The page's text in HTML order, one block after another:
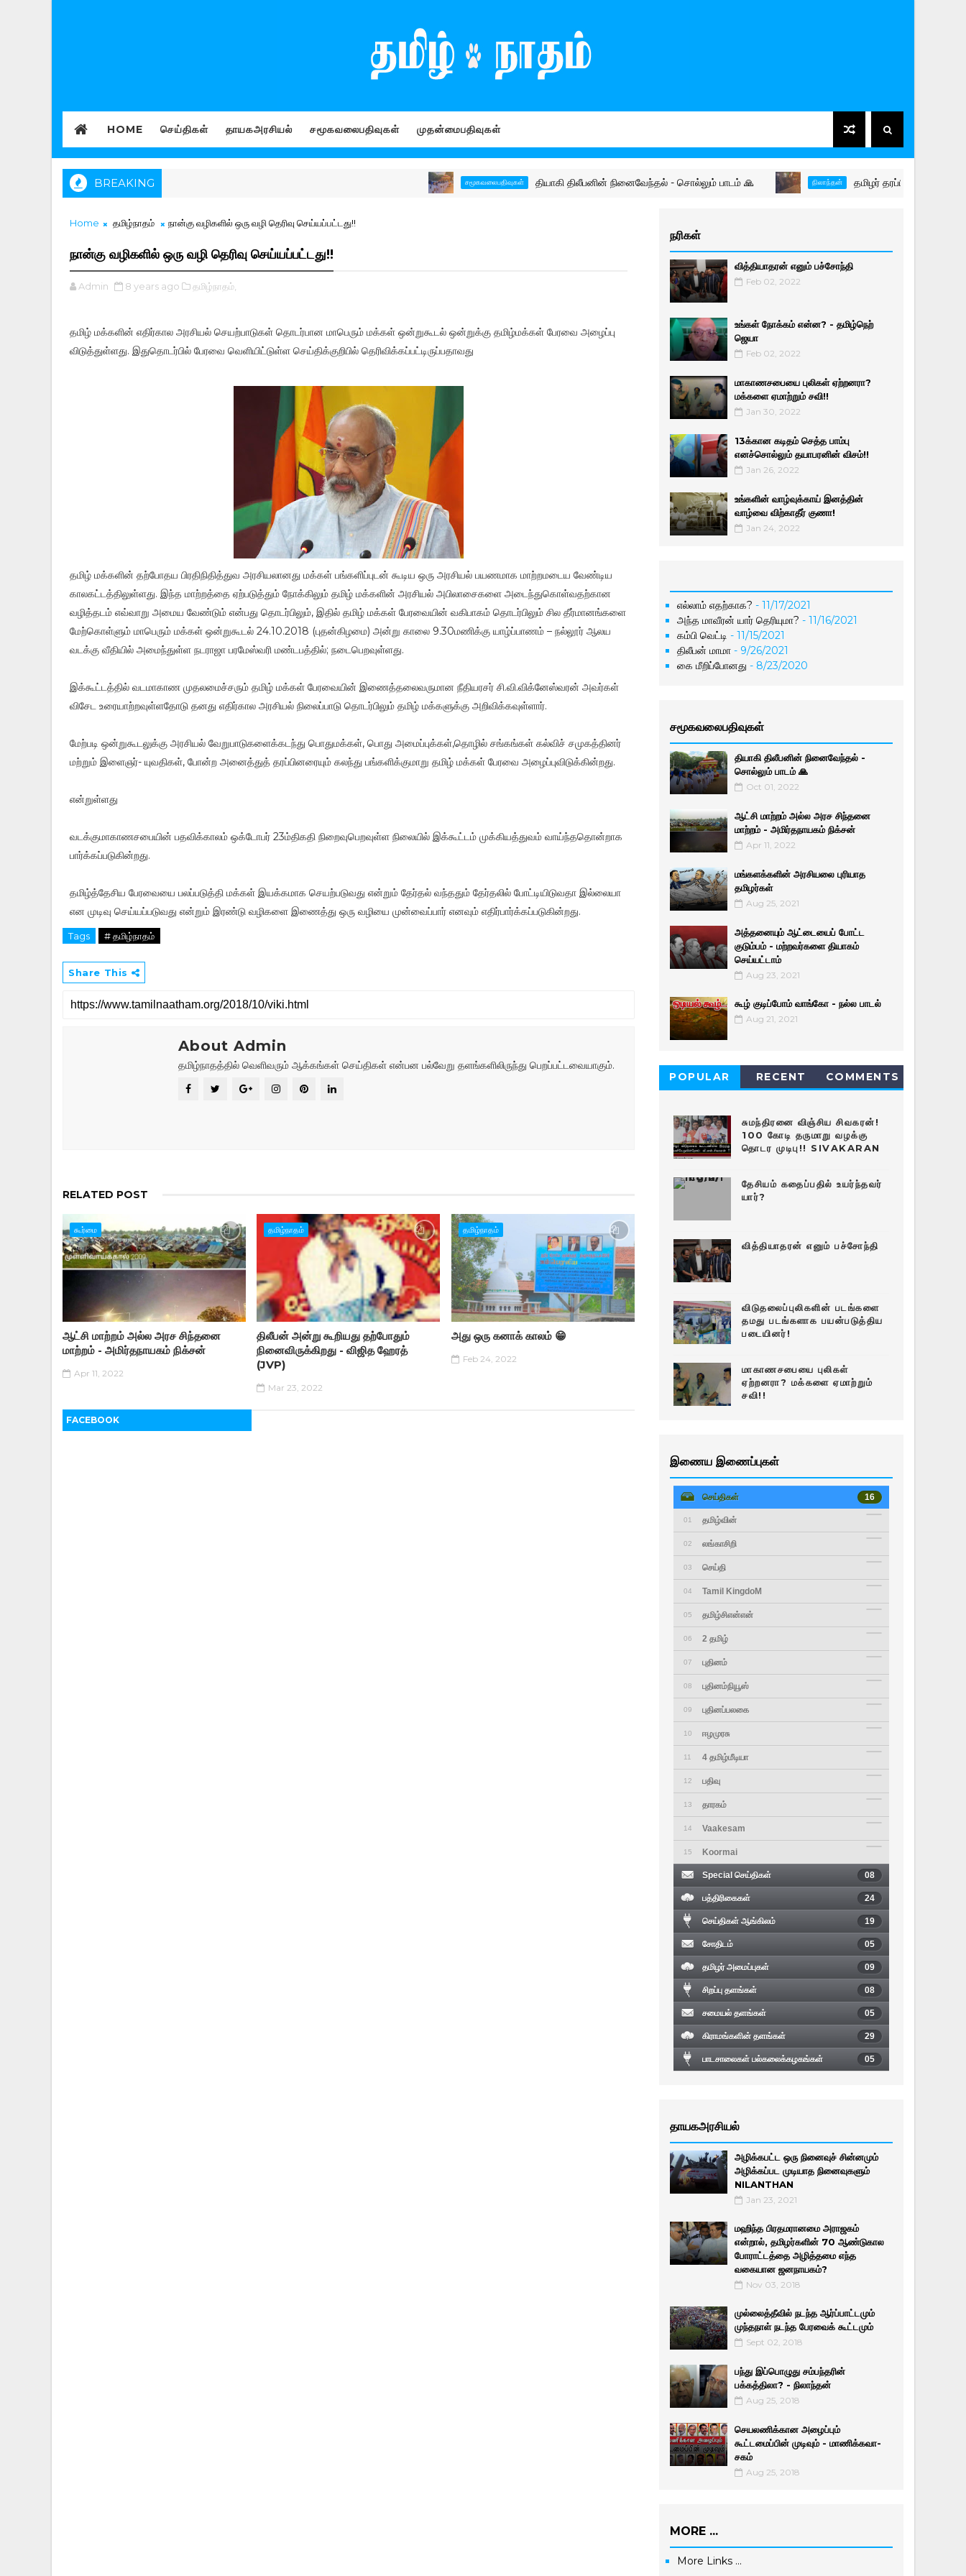
HOME செய்திகள் தாயகஅரசியல் சமூகவலைபதிவுகள் முதன்மைபதிவுகள்
BREAKING சமூகவலைபதிவுகள் தியாகி திலீபனின் நினைவேந்தல் - சொல்லும் பாடம் 🙏 நிலாந்தன் தமிழர் தரப்பின் நிலை - நிலாந்தன்
Home தமிழ்நாதம் நான்கு வழிகளில் ஒரு வழி தெரிவு செய்யப்பட்டது!!
நான்கு வழிகளில் ஒரு வழி தெரிவு செய்யப்பட்டது!!
Admin 8 years ago தமிழ்நாதம்,
தமிழ் மக்களின் எதிர்கால அரசியல் செயற்பாடுகள் தொடர்பான மாபெரும் மக்கள் ஒன்றுகூடல் ஒன்றுக்கு தமிழ்மக்கள் பேரவை அழைப்பு
விடுத்துள்ளது. இதுதொடர்பில் பேரவை வெளியிட்டுள்ள செய்திக்குறிபில் தெரிவிக்கப்பட்டிருப்பதாவது
தமிழ் மக்களின் தற்போதய பிரதிநிதித்துவ அரசியலானது மக்கள் பங்களிப்புடன் கூடிய ஒரு அரசியல் பயணமாக மாற்றமடைய வேண்டிய
காலகட்டத்திலுள்ளது. இந்த மாற்றத்தை ஏற்படுத்தும் நோக்கிலும் தமிழ் மக்களின் அரசியல் அபிலாசைகளை அடைந்துகொள்வதற்கான
வழித்தடம் எவ்வாறு அமைய வேண்டும் என்பது தொடர்பிலும், இதில் தமிழ் மக்கள் பேரவையின் வகிபாகம் தொடர்பிலும் சில தீர்மானங்களை
மேற்கொள்ளும் மாபெரும் மக்கள் ஒன்றுகூடல் 24.10.2018 (புதன்கிழமை) அன்று காலை 9.30மணிக்கு யாழ்ப்பாணம் – நல்லூர் ஆலய
வடக்கு வீதியில் அமைந்துள்ள நடராஜா பரமேஸ்வரி மண்டபத்தில்; நடைபெறவுள்ளது.
இக்கூட்டத்தில் வடமாகாண முதலமைச்சரும் தமிழ் மக்கள் பேரவையின் இணைத்தலைவருமான நீதியரசர் சி.வி.விக்னேஸ்வரன் அவர்கள்
விசேட உரையாற்றவுள்ளதோடு தனது எதிர்கால அரசியல் நிலைப்பாடு தொடர்பிலும் தமிழ் மக்களுக்கு அறிவிக்கவுள்ளார்.
மேற்படி ஒன்றுகூடலுக்கு அரசியல் வேறுபாடுகளைக்கடந்து பொதுமக்கள், பொது அமைப்புக்கள்,தொழில் சங்கங்கள் கல்விச் சமுகத்தினர்
மற்றும் இளைஞர்- யுவதிகள், போன்ற அனைத்துத் தரப்பினரையும் கலந்து பங்களிக்குமாறு தமிழ் மக்கள் பேரவை அழைப்புவிடுக்கின்றது.
என்றுள்ளது
வடக்குமாகாணசபையின் பதவிக்காலம் ஒக்டோபர் 23ம்திகதி நிறைவுபெறவுள்ள நிலையில் இக்கூட்டம் முக்கியத்துவம் வாய்ந்ததொன்றாக
பார்க்கப்படுகின்றது.
தமிழ்த்தேசிய பேரவையை பலப்படுத்தி மக்கள் இயக்கமாக செயற்படுவது என்றும் தேர்தல் வந்ததும் தேர்தலில் போட்டியிடுவதா இல்லையா
என முடிவு செய்யப்படுவது என்றும் இரண்டு வழிகளை இணைத்து ஒரு வழியை முன்வைப்பார் எனவும் எதிர்பார்க்கப்படுகின்றது.
Tags # தமிழ்நாதம்
Share This
About Admin
தமிழ்நாதத்தில் வெளிவரும் ஆக்கங்கள் செய்திகள் என்பன பல்வேறு தளங்களிலிருந்து பெறப்பட்டவையாகும்.
RELATED POST
கூர்மை
ஆட்சி மாற்றம் அல்ல அரச சிந்தனை
மாற்றம் - அமிர்தநாயகம் நிக்சன்
Apr 11, 2022
தமிழ்நாதம்
திலீபன் அன்று கூறியது தற்போதும்
நினைவிருக்கிறது - விஜித ஹேரத்
(JVP)
Mar 23, 2022
தமிழ்நாதம்
அது ஒரு கனாக் காலம் 😁
Feb 24, 2022
FACEBOOK
நரிகள்
வித்தியாதரன் எனும் பச்சோந்தி
Feb 02, 2022
உங்கள் நோக்கம் என்ன? - தமிழ்நெற்
ஜெயா
Feb 02, 2022
மாகாணசபையை புலிகள் ஏற்றனரா?
மக்களை ஏமாற்றும் சவி!!
Jan 30, 2022
13க்கான கடிதம் செத்த பாம்பு
எனச்சொல்லும் தயாபரனின் விசம்!!
Jan 26, 2022
உங்களின் வாழ்வுக்காய் இனத்தின்
வாழ்வை விற்காதீர் குணா!
Jan 24, 2022
எல்லாம் எதற்காக? - 11/17/2021
அந்த மாவீரன் யார் தெரியுமா? - 11/16/2021
கம்பி வெட்டி - 11/15/2021
திலீபன் மாமா - 9/26/2021
கை மீறிப்போனது - 8/23/2020
சமூகவலைபதிவுகள்
தியாகி திலீபனின் நினைவேந்தல் -
சொல்லும் பாடம் 🙏
Oct 01, 2022
ஆட்சி மாற்றம் அல்ல அரச சிந்தனை
மாற்றம் - அமிர்தநாயகம் நிக்சன்
Apr 11, 2022
மங்களக்களின் அரசியலை புரியாத
தமிழர்கள்
Aug 25, 2021
அத்தனையும் ஆட்டையைப் போட்ட
குடும்பம் - மற்றவர்களை தியாகம்
செய்யட்டாம்
Aug 23, 2021
கூழ் குடிப்போம் வாங்கோ - நல்ல பாடல்
Aug 21, 2021
POPULAR RECENT COMMENTS
சுமந்திரனை விஞ்சிய சிவகரன்!
100 கோடி தருமாறு வழக்கு
தொடர முடிபு!! SIVAKARAN
தேசியம் கதைப்பதில் உயர்ந்தவர்
யார்?
வித்தியாதரன் எனும் பச்சோந்தி
விடுதலைப்புலிகளின் படங்களை
தமது படங்களாக பயன்படுத்திய
படையினர்!
மாகாணசபையை புலிகள்
ஏற்றனரா? மக்களை ஏமாற்றும்
சவி!!
இணைய இணைப்புகள்
செய்திகள் 16
01 தமிழ்வின்
02 லங்காசிறி
03 செய்தி
04 Tamil KingdoM
05 தமிழ்சிஎன்என்
06 2 தமிழ்
07 புதினம்
08 புதினம்நியூஸ்
09 புதினப்பலகை
10 ஈழமுரசு
11 4 தமிழ்மீடியா
12 பதிவு
13 தாரகம்
14 Vaakesam
15 Koormai
Special செய்திகள் 08
பத்திரிகைகள் 24
செய்திகள் ஆங்கிலம் 19
சோதிடம் 05
தமிழர் அமைப்புகள் 09
சிறப்பு தளங்கள் 08
சமையல் தளங்கள் 05
கிராமங்களின் தளங்கள் 29
பாடசாலைகள் பல்கலைக்கழகங்கள் 05
தாயகஅரசியல்
அழிக்கபட்ட ஒரு நினைவுச் சின்னமும்
அழிக்கப்பட முடியாத நினைவுகளும்
NILANTHAN
Jan 23, 2021
மஹிந்த பிரதமரானமை அராஜகம்
என்றால், தமிழர்களின் 70 ஆண்டுகால
போராட்டத்தை அழித்தமை எந்த
வகையான ஜனநாயகம்?
Nov 03, 2018
முல்லைத்தீவில் நடந்த ஆர்ப்பாட்டமும்
முந்தநாள் நடந்த பேரவைக் கூட்டமும்
Sept 02, 2018
பந்து இப்பொழுது சம்பந்தரின்
பக்கத்திலா? - நிலாந்தன்
Aug 25, 2018
செயலணிக்கான அழைப்பும்
கூட்டமைப்பின் முடிவும் - மாணிக்­க­வா­
சகம்
Aug 25, 2018
MORE ...
More Links ...